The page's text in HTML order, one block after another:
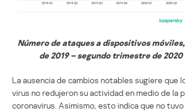
Número de ataques a dispositivos
de 2019 – segundo trimestre de 2020
La ausencia de cambios notables sugiere que
virus no redujeron su actividad en medio de la
coronavirus. Asimismo, esto indica que no tuvo